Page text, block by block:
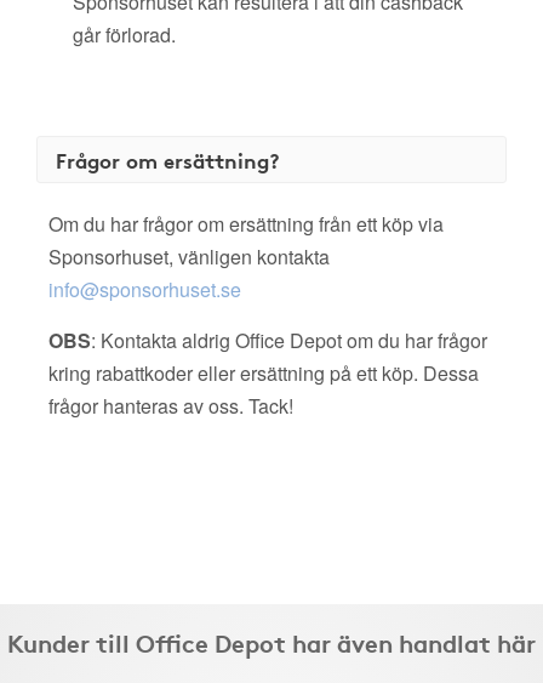
går förlorad.
Frågor om ersättning?
Om du har frågor om ersättning från ett köp via
Sponsorhuset, vänligen kontakta
info@sponsorhuset.se
OBS: Kontakta aldrig Office Depot om du har frågor
kring rabattkoder eller ersättning på ett köp. Dessa
frågor hanteras av oss. Tack!
Kunder till Office Depot har även handlat här